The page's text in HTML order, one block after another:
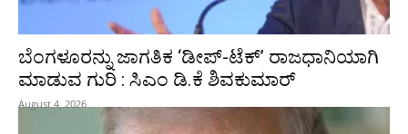
ಬೆಂಗಳೂರನ್ನು ಜಾಗತಿಕ ‘ಡೀಪ್-ಟೆಕ್’ ರಾಜಧಾನಿಯಾಗಿ
ಮಾಡುವ ಗುರಿ : ಸಿಎಂ ಡಿ.ಕೆ ಶಿವಕುಮಾರ್
August 4, 2026